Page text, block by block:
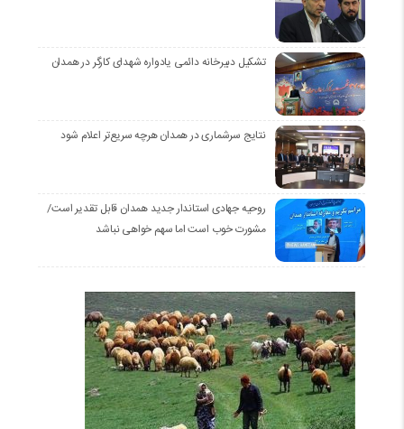
تشکیل دبیرخانه دائمی یادواره شهدای کارگر در همدان
نتایج سرشماری در همدان هرچه سریع‌تر اعلام شود
روحیه جهادی استاندار جدید همدان قابل تقدیر است/
مشورت خوب است اما سهم خواهی نباشد